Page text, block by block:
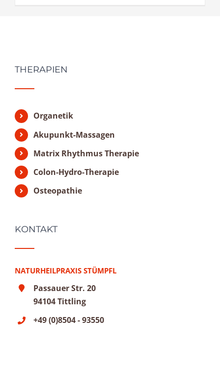
THERAPIEN
Organetik
Akupunkt-Massagen
Matrix Rhythmus Therapie
Colon-Hydro-Therapie
Osteopathie
KONTAKT
NATURHEILPRAXIS STÜMPFL
Passauer Str. 20
94104 Tittling
+49 (0)8504 - 93550